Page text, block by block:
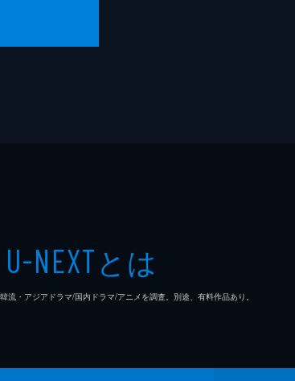
U-NEXTとは
・アジアドラマ/国内ドラマ/アニメを調査。別途、有料作品あり。